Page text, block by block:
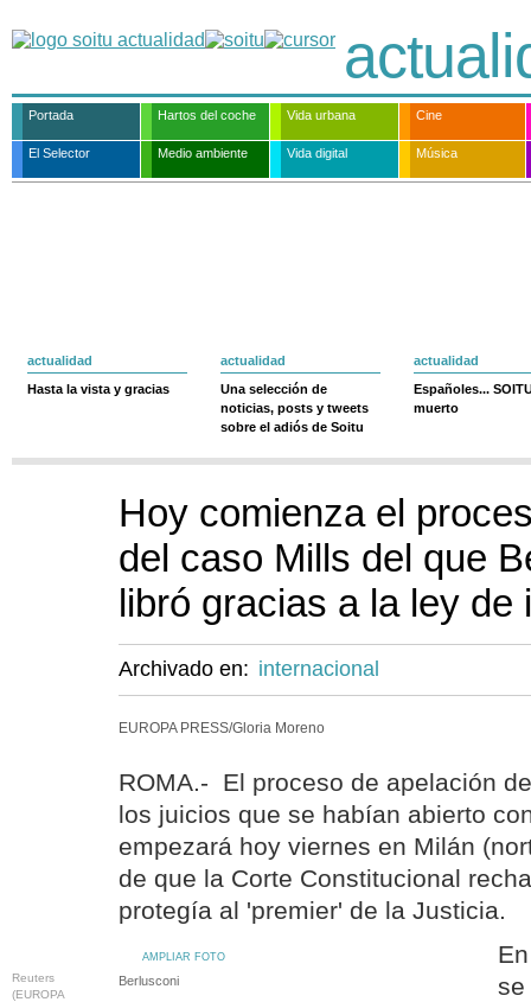
Portada Hartos del coche Vida urbana Cine
El Selector Medio ambiente Vida digital Música
actualidad
Hasta la vista y gracias
actualidad
Una selección de
noticias, posts y tweets
sobre el adiós de Soitu
actualidad
Españoles...
muerto
Hoy comienza el
del caso Mills del que
libró gracias a la ley de
Archivado en: internacional
EUROPA PRESS/Gloria Moreno
ROMA.- El proceso de apelación
los juicios que se habían abierto
empezará hoy viernes en Milán
de que la Corte Constitucional
protegía al 'premier' de la Justicia.
AMPLIAR FOTO
Reuters
(EUROPA
Berlusconi
se